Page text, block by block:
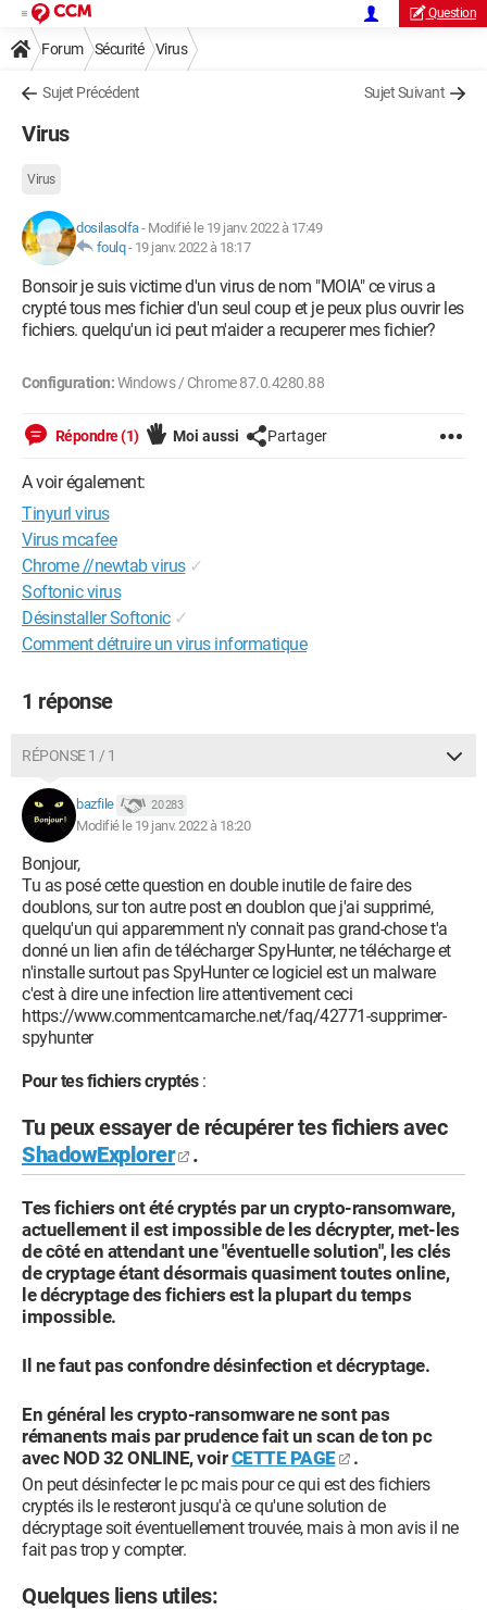
Question
Forum Sécurité Virus
Sujet Précédent Sujet Suivant
Virus
Virus
dosilasolfa- Modifié le 19 janv. 2022 à 17:49
foulq- 19 janv. 2022 à 18:17
Bonsoir je suis victime d'un virus de nom "MOIA" ce virus a
crypté tous mes fichier d'un seul coup et je peux plus ouvrir les
fichiers. quelqu'un ici peut m'aider a recuperer mes fichier?
Configuration:Windows / Chrome 87.0.4280.88
Répondre (1) Moi aussi Partager
A voir également:
Tinyurl virus
Virus mcafee
Chrome //newtab virus ✓
Softonic virus
Désinstaller Softonic ✓
Comment détruire un virus informatique
1 réponse
RÉPONSE 1 / 1
bazfile 20 283
Modifié le 19 janv. 2022 à 18:20
Bonjour,
Tu as posé cette question en double inutile de faire des
doublons, sur ton autre post en doublon que j'ai supprimé,
quelqu'un qui apparemment n'y connait pas grand-chose t'a
donné un lien afin de télécharger SpyHunter, ne télécharge et
n'installe surtout pas SpyHunter ce logiciel est un malware
c'est à dire une infection lire attentivement ceci
https://www.commentcamarche.net/faq/42771-supprimer-
spyhunter
Pour tes fichiers cryptés:
Tu peux essayer de récupérer tes fichiers avec
ShadowExplorer
.
Tes fichiers ont été cryptés par un crypto-ransomware,
actuellement il est impossible de les décrypter, met-les
de côté en attendant une "éventuelle solution", les clés
de cryptage étant désormais quasiment toutes online,
le décryptage des fichiers est la plupart du temps
impossible.
Il ne faut pas confondre désinfection et décryptage.
En général les crypto-ransomware ne sont pas
rémanents mais par prudence fait un scan de ton pc
avec NOD 32 ONLINE, voirCETTE PAGE .
On peut désinfecter le pc mais pour ce qui est des fichiers
cryptés ils le resteront jusqu'à ce qu'une solution de
décryptage soit éventuellement trouvée, mais à mon avis il ne
fait pas trop y compter.
Quelques liens utiles: